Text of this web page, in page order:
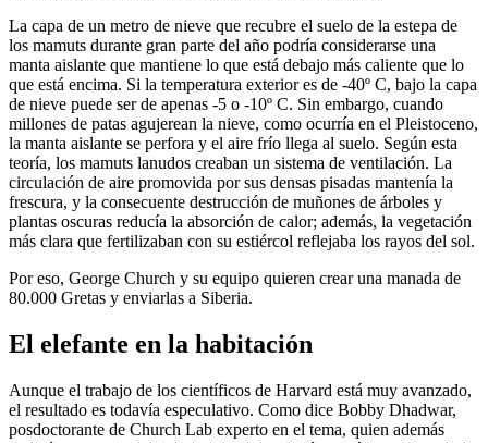
La capa de un metro de nieve que recubre el suelo de la estepa de
los mamuts durante gran parte del año podría considerarse una
manta aislante que mantiene lo que está debajo más caliente que lo
que está encima. Si la temperatura exterior es de -40º C, bajo la capa
de nieve puede ser de apenas -5 o -10º C. Sin embargo, cuando
millones de patas agujerean la nieve, como ocurría en el Pleistoceno,
la manta aislante se perfora y el aire frío llega al suelo. Según esta
teoría, los mamuts lanudos creaban un sistema de ventilación. La
circulación de aire promovida por sus densas pisadas mantenía la
frescura, y la consecuente destrucción de muñones de árboles y
plantas oscuras reducía la absorción de calor; además, la vegetación
más clara que fertilizaban con su estiércol reflejaba los rayos del sol.
Por eso, George Church y su equipo quieren crear una manada de
80.000 Gretas y enviarlas a Siberia.
El elefante en la habitación
Aunque el trabajo de los científicos de Harvard está muy avanzado,
el resultado es todavía especulativo. Como dice Bobby Dhadwar,
posdoctorante de Church Lab experto en el tema, quien además